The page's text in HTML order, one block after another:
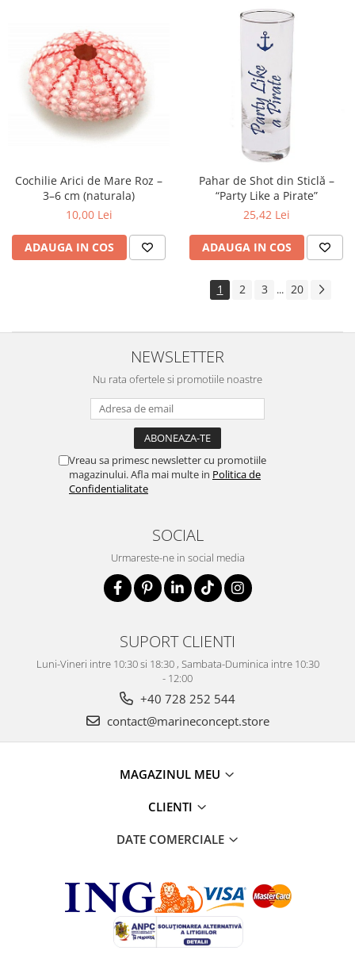
Cochilie Arici de Mare Roz –
3–6 cm (naturala)
10,00 Lei
ADAUGA IN COS
Pahar de Shot din Sticlă –
“Party Like a Pirate”
25,42 Lei
ADAUGA IN COS
1 2 3 ... 20
NEWSLETTER
Nu rata ofertele si promotiile noastre
Vreau sa primesc newsletter cu promotiile
magazinului. Afla mai multe in Politica de
Confidentialitate
SOCIAL
Urmareste-ne in social media
SUPORT CLIENTI
Luni-Vineri intre 10:30 si 18:30 , Sambata-Duminica intre 10:30
- 12:00
+40 728 252 544
contact@marineconcept.store
MAGAZINUL MEU
CLIENTI
DATE COMERCIALE